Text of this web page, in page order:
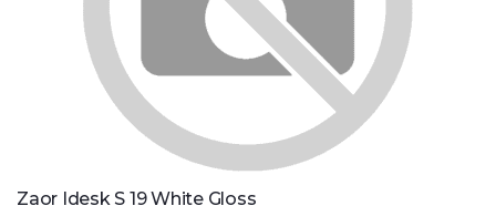
Zaor Idesk S 19 White Gloss